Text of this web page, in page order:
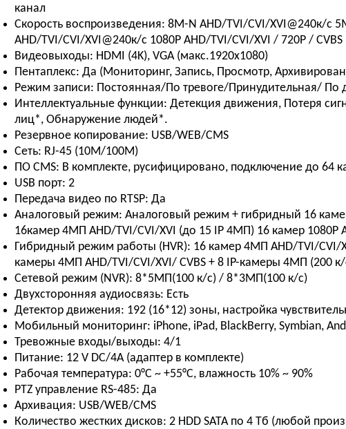
канал
Скорость воспроизведения: 8M-N AHD/TVI/CVI/XVI@240к/с
AHD/TVI/CVI/XVI@240к/с 1080P AHD/TVI/CVI/XVI / 720P / CVBS
Видеовыходы: HDMI (4K), VGA (макс.1920х1080)
Пентаплекс: Да (Мониторинг, Запись, Просмотр,
Режим записи: Постоянная/По тревоге/Принудительная/
Интеллектуальные функции: Детекция движения, Потеря
лиц*, Обнаружение людей*.
Резервное копирование: USB/WEB/CMS
Сеть: RJ-45 (10M/100М)
ПО CMS: В комплекте, русифицировано, подключение до 64
USB порт: 2
Передача видео по RTSP: Да
Аналоговый режим: Аналоговый режим + гибридный 16
16камер 4MП AHD/TVI/CVI/XVI (до 15 IP 4МП) 16 камер 1080P
Гибридный режим работы (HVR): 16 камер 4MП AHD/TVI/CVI/
камеры 4MП AHD/TVI/CVI/XVI/ CVBS + 8 IP-камеры 4MП (200
Сетевой режим (NVR): 8*5МП(100 к/с) / 8*3МП(100 к/с)
Двухсторонняя аудиосвязь: Есть
Детектор движения: 192 (16*12) зоны, настройка
Мобильный мониторинг: iPhone, iPad, BlackBerry, Symbian,
Тревожные входы/выходы: 4/1
Питание: 12 V DC/4А (адаптер в комплекте)
Рабочая температура: 0°С ~ +55°С, влажность 10% ~ 90%
PTZ управление RS-485: Да
Архивация: USB/WEB/CMS
Количество жестких дисков: 2 HDD SATA по 4 Тб (любой